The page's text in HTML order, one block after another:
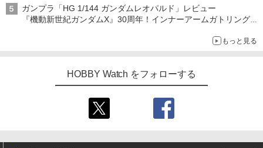
ガンプラ「HG 1/144 ガンダムレオパルド」レビュー
『機動新世紀ガンダムX』30周年！インナーアームガトリングの
もっと見る
HOBBY Watch をフォローする